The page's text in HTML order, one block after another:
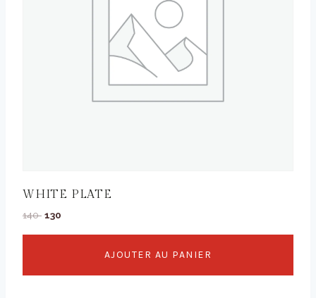
WHITE PLATE
140 Le
140 .
130
130 .
AJOUTER AU PANIER